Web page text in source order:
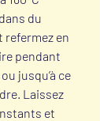
du
refermez en
pendant
jusqu’à ce
Laissez
et